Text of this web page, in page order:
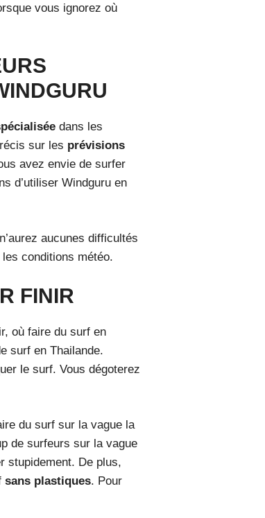
vous ignorez où
dans les
sur les prévisions
avez envie de surfer
d’utiliser Windguru en
aucunes difficultés
conditions météo.
FINIR
où faire du surf en
surf en Thailande.
le surf. Vous dégoterez
du surf sur la vague la
de surfeurs sur la vague
stupidement. De plus,
sans plastiques. Pour